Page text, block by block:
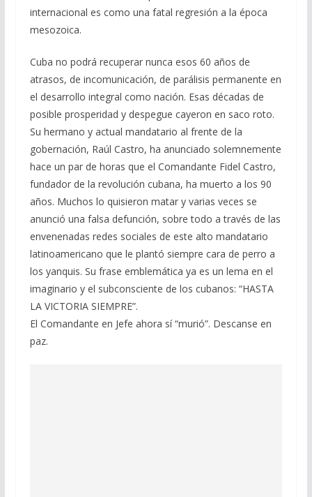
internacional es como una fatal regresión a la época
mesozoica.
Cuba no podrá recuperar nunca esos 60 años de
atrasos, de incomunicación, de parálisis permanente en
el desarrollo integral como nación. Esas décadas de
posible prosperidad y despegue cayeron en saco roto.
Su hermano y actual mandatario al frente de la
gobernación, Raúl Castro, ha anunciado solemnemente
hace un par de horas que el Comandante Fidel Castro,
fundador de la revolución cubana, ha muerto a los 90
años. Muchos lo quisieron matar y varias veces se
anunció una falsa defunción, sobre todo a través de las
envenenadas redes sociales de este alto mandatario
latinoamericano que le plantó siempre cara de perro a
los yanquis. Su frase emblemática ya es un lema en el
imaginario y el subconsciente de los cubanos: “HASTA
LA VICTORIA SIEMPRE”.
El Comandante en Jefe ahora sí “murió”. Descanse en
paz.